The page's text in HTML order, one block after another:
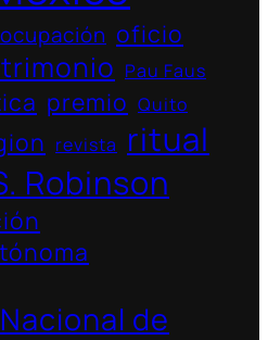
ocupación oficio
Pau Faus
premio Quito
revista ritual
Robinson
de